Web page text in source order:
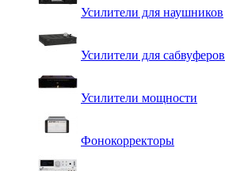
Усилители для наушников
Усилители для сабвуферов
Усилители мощности
Фонокорректоры